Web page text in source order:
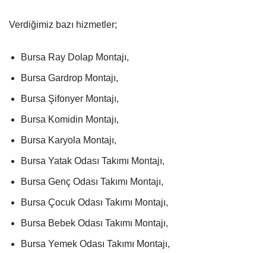
Verdiğimiz bazı hizmetler;
Bursa Ray Dolap Montajı,
Bursa Gardrop Montajı,
Bursa Şifonyer Montajı,
Bursa Komidin Montajı,
Bursa Karyola Montajı,
Bursa Yatak Odası Takımı Montajı,
Bursa Genç Odası Takımı Montajı,
Bursa Çocuk Odası Takımı Montajı,
Bursa Bebek Odası Takımı Montajı,
Bursa Yemek Odası Takımı Montajı,